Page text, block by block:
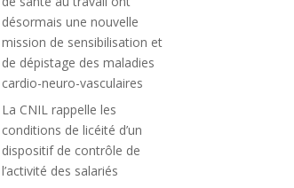
désormais une nouvelle
mission de sensibilisation et
de dépistage des maladies
cardio-neuro-vasculaires
La CNIL rappelle les
conditions de licéité d’un
dispositif de contrôle de
l’activité des salariés